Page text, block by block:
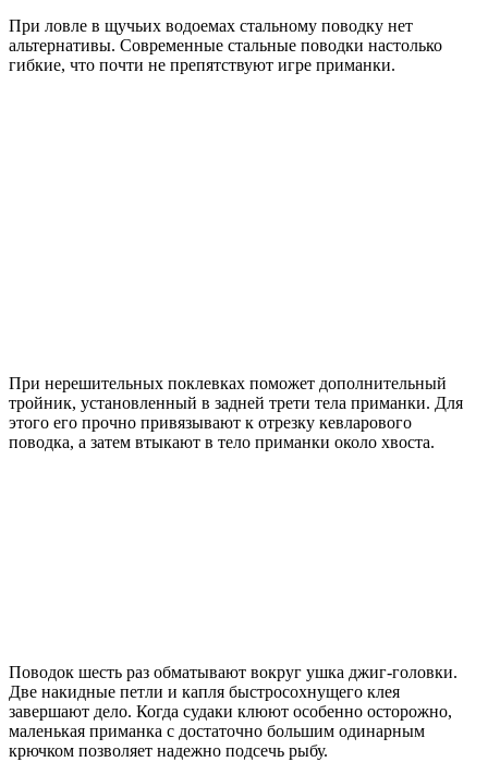
При ловле в щучьих водоемах стальному поводку нет
альтернативы. Современные стальные поводки настолько
гибкие, что почти не препятствуют игре приманки.
При нерешительных поклевках поможет дополнительный
тройник, установленный в задней трети тела приманки. Для
этого его прочно привязывают к отрезку кевларового
поводка, а затем втыкают в тело приманки около хвоста.
Поводок шесть раз обматывают вокруг ушка джиг-головки.
Две накидные петли и капля быстросохнущего клея
завершают дело. Когда судаки клюют особенно осторожно,
маленькая приманка с достаточно большим одинарным
крючком позволяет надежно подсечь рыбу.